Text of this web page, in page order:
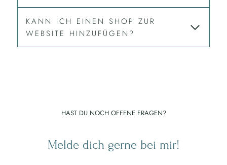
KANN ICH EINEN SHOP ZUR
WEBSITE HINZUFÜGEN?
HAST DU NOCH OFFENE FRAGEN?
Melde dich gerne bei mir!